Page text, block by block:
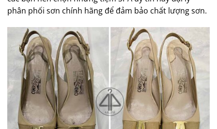
phân phối sơn chính hãng để đảm bảo chất lượng sơn.